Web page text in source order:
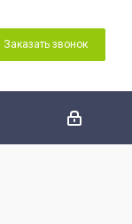
Заказать звонок